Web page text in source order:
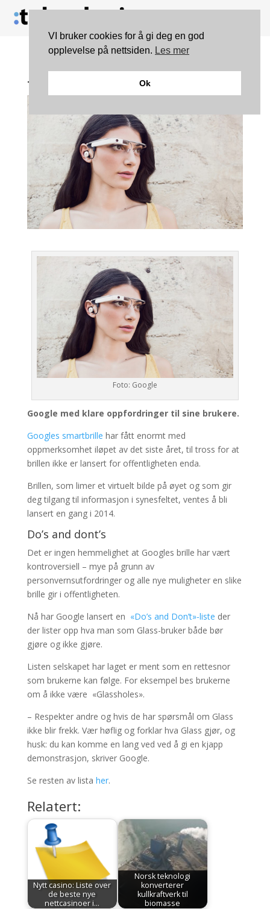
– Ikke vær et «Glasshole»
Foto: Google
Google med klare oppfordringer til sine brukere.
Googles smartbrille har fått enormt med
oppmerksomhet iløpet av det siste året, til tross for at
brillen ikke er lansert for offentligheten enda.
Brillen, som limer et virtuelt bilde på øyet og som gir
deg tilgang til informasjon i synesfeltet, ventes å bli
lansert en gang i 2014.
Do’s and dont’s
Det er ingen hemmelighet at Googles brille har vært
kontroversiell – mye på grunn av
personvernsutfordringer og alle nye muligheter en slike
brille gir i offentligheten.
Nå har Google lansert en «Do’s and Don’t»-liste der
der lister opp hva man som Glass-bruker både bør
gjøre og ikke gjøre.
Listen selskapet har laget er ment som en rettesnor
som brukerne kan følge. For eksempel bes brukerne
om å ikke være «Glassholes».
– Respekter andre og hvis de har spørsmål om Glass
ikke blir frekk. Vær høflig og forklar hva Glass gjør, og
husk: du kan komme en lang ved ved å gi en kjapp
demonstrasjon, skriver Google.
Se resten av lista her.
Relatert:
Nytt casino: Liste over
de beste nye
nettcasinoer i…
Norsk teknologi
konverterer
kullkraftverk til
biomasse
VI bruker cookies for å gi deg en god
opplevelse på nettsiden. Les mer
Ok